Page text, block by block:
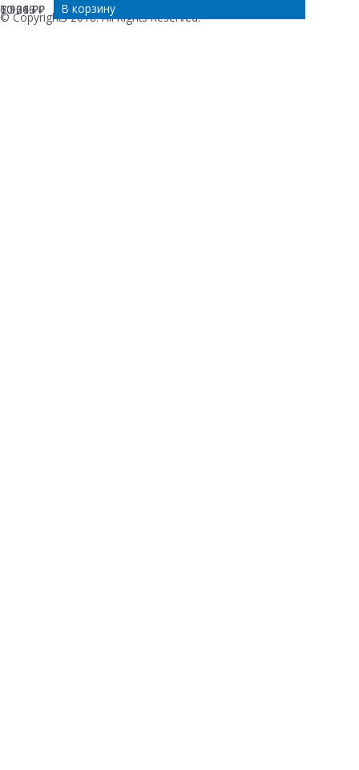
10 263₽ В корзину
10 040₽ В корзину
7 131₽ В корзину
6 901₽ В корзину
© Copyrights 2018. All Rights Reserved.